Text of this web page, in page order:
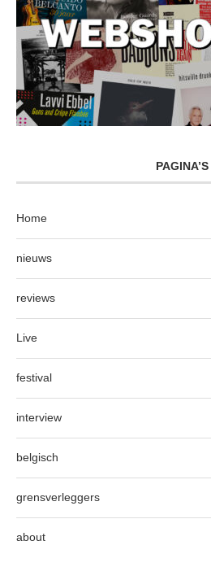
PAGINA’S
Home
nieuws
reviews
Live
festival
interview
belgisch
grensverleggers
about